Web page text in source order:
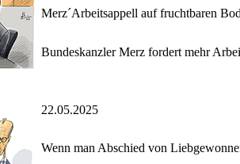
Merz´Arbeitsappell auf fruchtbaren
Bundeskanzler Merz fordert mehr
22.05.2025
Wenn man Abschied von